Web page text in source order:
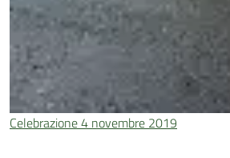
Celebrazione 4 novembre 2019